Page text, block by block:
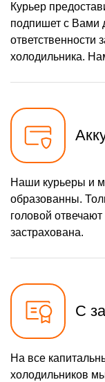
Курьер
подпишет с Вами
ответственности
холодильника.
Наши курьеры и
образованны.
головой
застрахована.
С
На все
холодильников